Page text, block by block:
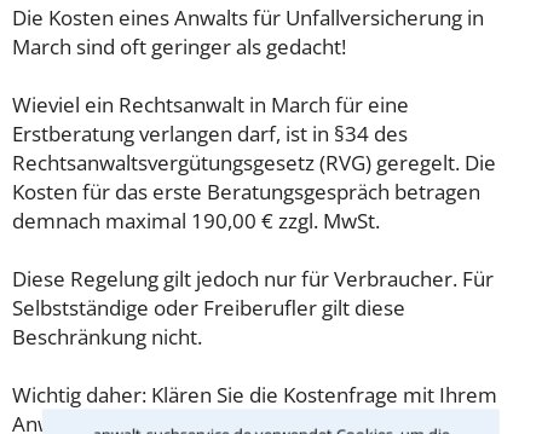
Die Kosten eines Anwalts für Unfallversicherung in
March sind oft geringer als gedacht!
Wieviel ein Rechtsanwalt in March für eine
Erstberatung verlangen darf, ist in §34 des
Rechtsanwaltsvergütungsgesetz (RVG) geregelt. Die
Kosten für das erste Beratungsgespräch betragen
demnach maximal 190,00 € zzgl. MwSt.
Diese Regelung gilt jedoch nur für Verbraucher. Für
Selbstständige oder Freiberufler gilt diese
Beschränkung nicht.
Wichtig daher: Klären Sie die Kostenfrage mit Ihrem
Anwalt aus March schon zu Beginn der ersten